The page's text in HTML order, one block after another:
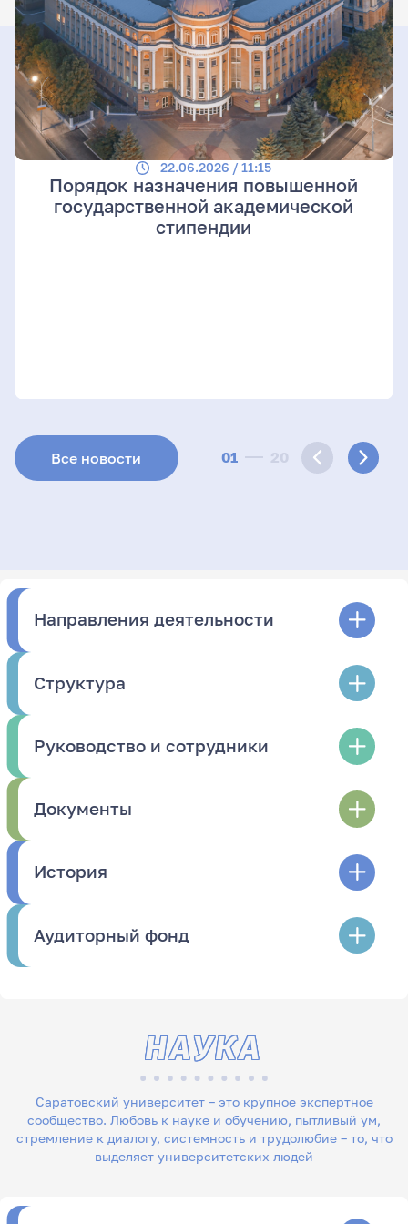
01 20
22.06.2026 / 11:15
Порядок назначения повышенной
государственной академической
стипендии
Все новости
Направления деятельности
Структура
Руководство и сотрудники
Документы
История
Аудиторный фонд
Саратовский университет – это крупное экспертное
сообщество. Любовь к науке и обучению, пытливый ум,
стремление к диалогу, системность и трудолюбие – то, что
выделяет университетских людей
НАУКА